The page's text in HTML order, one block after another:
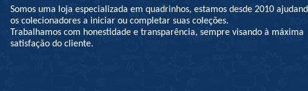
Somos uma loja especializada em quadrinhos, estamos desde 2010
os colecionadores a iniciar ou completar suas coleções.
Trabalhamos com honestidade e transparência, sempre visando à máxima
satisfação do cliente.